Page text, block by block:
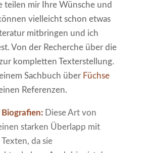
teilen mir Ihre Wünsche und
vielleicht schon etwas
mitbringen und ich
Von der Recherche über die
kompletten Texterstellung.
Sachbuch über Füchse
Referenzen.
Biografien:Diese Art von
starken Überlapp mit
da sie